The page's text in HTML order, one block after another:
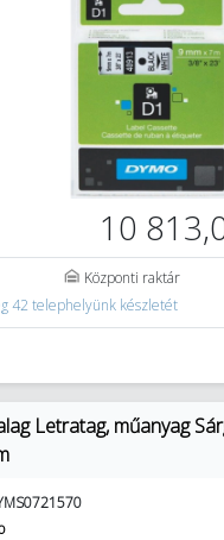
10
Központi raktár
42 telephelyünk készletét
Letratag, műanyag